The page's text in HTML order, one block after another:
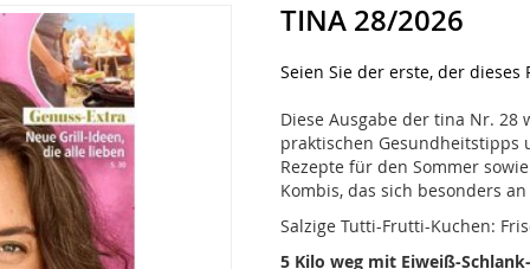
TINA 28/2026
Seien Sie der erste, der dieses
Diese Ausgabe der tina Nr. 28
praktischen Gesundheitstipps
Rezepte für den Sommer
Kombis, das sich besonders
Salzige Tutti-Frutti-Kuchen:
5 Kilo weg mit Eiweiß-